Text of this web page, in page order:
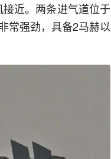
近。两条进气道位于
常强劲，具备2马赫以